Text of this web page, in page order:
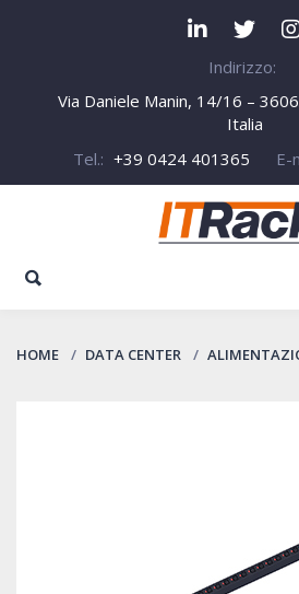
Indirizzo:
Via Daniele Manin, 14/16 –
Italia
Tel.: +39 0424 401365 E-
HOME DATA CENTER